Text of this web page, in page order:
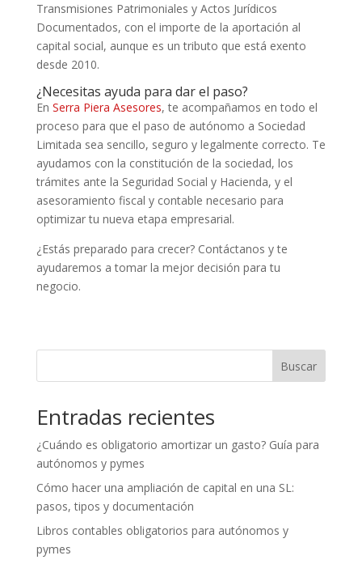
Transmisiones Patrimoniales y Actos Jurídicos
Documentados, con el importe de la aportación al
capital social, aunque es un tributo que está exento
desde 2010.
¿Necesitas ayuda para dar el paso?
En Serra Piera Asesores, te acompañamos en todo el
proceso para que el paso de autónomo a Sociedad
Limitada sea sencillo, seguro y legalmente correcto. Te
ayudamos con la constitución de la sociedad, los
trámites ante la Seguridad Social y Hacienda, y el
asesoramiento fiscal y contable necesario para
optimizar tu nueva etapa empresarial.
¿Estás preparado para crecer? Contáctanos y te
ayudaremos a tomar la mejor decisión para tu
negocio.
Buscar
Entradas recientes
¿Cuándo es obligatorio amortizar un gasto? Guía para
autónomos y pymes
Cómo hacer una ampliación de capital en una SL:
pasos, tipos y documentación
Libros contables obligatorios para autónomos y
pymes